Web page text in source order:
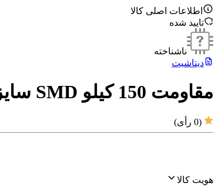
اطلاعات اصلی کالا
تایید شده
ناشناخته
دیتاشیت
مقاومت 150 کیلو SMD سایز 0805
(
0 رأی)
هویت کالا